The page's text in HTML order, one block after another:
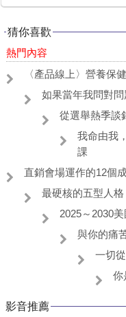
猜你喜歡
熱門內容
如果當年我問對問
從選舉熱季談
我命由我
課
直銷會場運作的12個
最硬核的五型人
與你的痛
一切
你
影音推薦